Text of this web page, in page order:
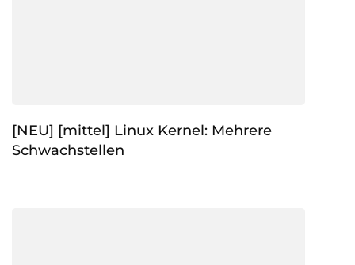
[NEU] [mittel] Linux Kernel: Mehrere
Schwachstellen